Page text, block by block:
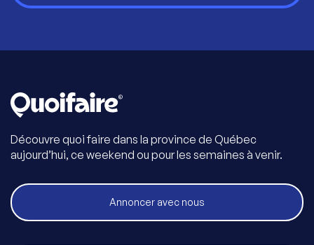
Découvre quoi faire dans la province de Québec
aujourd’hui, ce weekend ou pour les semaines à venir.
Annoncer avec nous